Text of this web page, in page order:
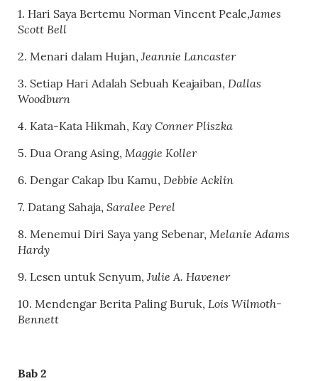
1. Hari Saya Bertemu Norman Vincent Peale,James
Scott Bell
2. Menari dalam Hujan, Jeannie Lancaster
3. Setiap Hari Adalah Sebuah Keajaiban, Dallas
Woodburn
4. Kata-Kata Hikmah, Kay Conner Pliszka
5. Dua Orang Asing, Maggie Koller
6. Dengar Cakap Ibu Kamu, Debbie Acklin
7. Datang Sahaja, Saralee Perel
8. Menemui Diri Saya yang Sebenar, Melanie Adams
Hardy
9. Lesen untuk Senyum, Julie A. Havener
10. Mendengar Berita Paling Buruk, Lois Wilmoth-
Bennett
Bab 2